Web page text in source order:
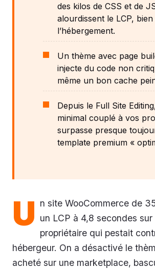
des kilos de CSS et de
alourdissent le LCP,
l’hébergement.
Un thème avec page
injecte du code non
même un bon cache
Depuis le Full Site
minimal couplé à vos
surpasse presque
template premium «
U n site WooCommerce de
un LCP à 4,8 secondes
propriétaire qui pestait
hébergeur. On a désactivé le
acheté sur une marketplace,